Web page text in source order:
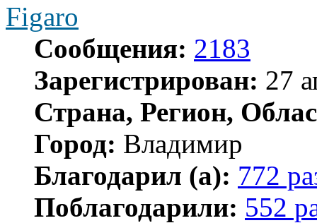
Figaro
Сообщения: 2183
Зарегистрирован: 27
Страна, Регион,
Город: Владимир
Благодарил (а): 772
Поблагодарили: 552